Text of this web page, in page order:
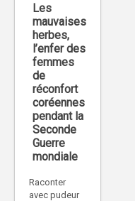
Les
mauvaises
herbes,
l’enfer des
femmes
de
réconfort
coréennes
pendant la
Seconde
Guerre
mondiale
Raconter
avec pudeur